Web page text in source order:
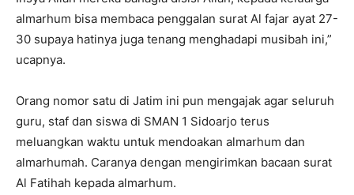
almarhum bisa membaca penggalan surat Al fajar ayat 27-
30 supaya hatinya juga tenang menghadapi musibah ini,”
ucapnya.
Orang nomor satu di Jatim ini pun mengajak agar seluruh
guru, staf dan siswa di SMAN 1 Sidoarjo terus
meluangkan waktu untuk mendoakan almarhum dan
almarhumah. Caranya dengan mengirimkan bacaan surat
Al Fatihah kepada almarhum.